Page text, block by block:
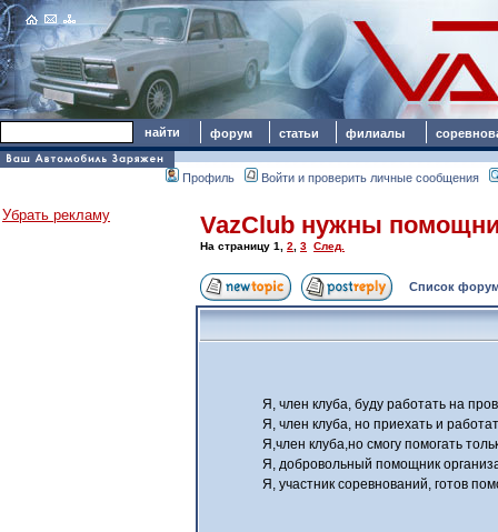
форум статьи филиалы
Профиль Войти и проверить личные сообщения
Убрать рекламу VazClub нужны
На страницу 1 2 3 След.
Список
Я, член клуба, буду работать на
Я, член клуба, но приехать и
Я,член клуба,но смогу помогать
Я, добровольный помощник
Я, участник соревнований, готов